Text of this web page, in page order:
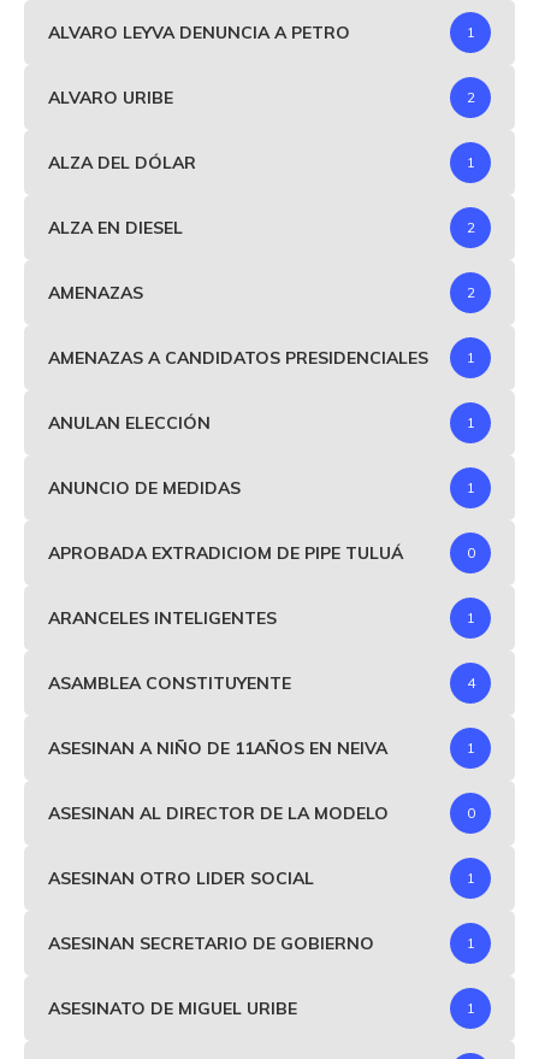
ALVARO LEYVA DENUNCIA A PETRO 1
ALVARO URIBE 2
ALZA DEL DÓLAR 1
ALZA EN DIESEL 2
AMENAZAS 2
AMENAZAS A CANDIDATOS PRESIDENCIALES 1
ANULAN ELECCIÓN 1
ANUNCIO DE MEDIDAS 1
APROBADA EXTRADICIOM DE PIPE TULUÁ 0
ARANCELES INTELIGENTES 1
ASAMBLEA CONSTITUYENTE 4
ASESINAN A NIÑO DE 11AÑOS EN NEIVA 1
ASESINAN AL DIRECTOR DE LA MODELO 0
ASESINAN OTRO LIDER SOCIAL 1
ASESINAN SECRETARIO DE GOBIERNO 1
ASESINATO DE MIGUEL URIBE 1